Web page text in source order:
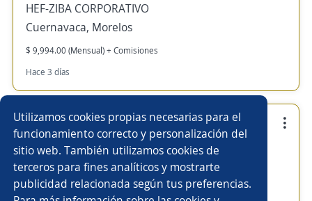
Utilizamos cookies propias necesarias para el
funcionamiento correcto y personalización del
sitio web. También utilizamos cookies de
terceros para fines analíticos y mostrarte
publicidad relacionada según tus preferencias.
HEF-ZIBA CORPORATIVO
Cuernavaca, Morelos
$ 9,994.00 (Mensual) + Comisiones
Hace 3 días
Empleo destacado
Chef Privado Ejecutivo
HEF-ZIBA CORPORATIVO
Cuernavaca, Morelos